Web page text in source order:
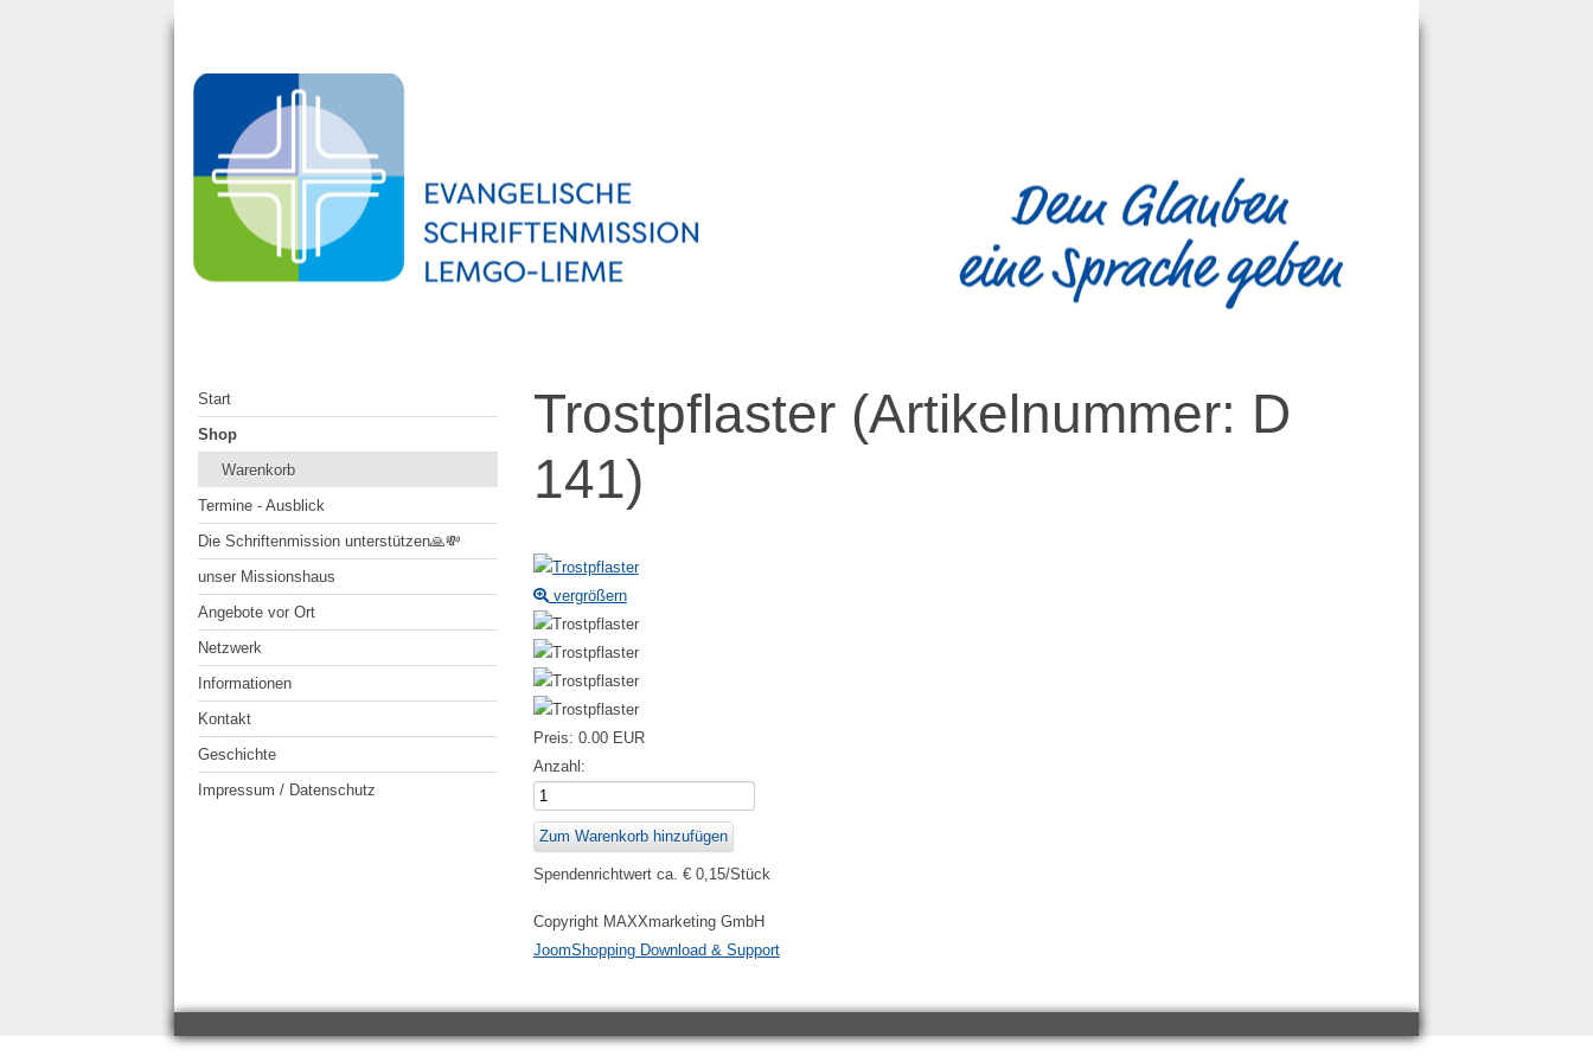
Start
Shop
Warenkorb
Termine - Ausblick
Die Schriftenmission unterstützen🙏💸
unser Missionshaus
Angebote vor Ort
Netzwerk
Informationen
Kontakt
Geschichte
Impressum / Datenschutz
Trostpflaster (Artikelnummer: D
141)
vergrößern
Preis: 0.00 EUR
Anzahl:
Spendenrichtwert ca. € 0,15/Stück
Copyright MAXXmarketing GmbH
JoomShopping Download & Support